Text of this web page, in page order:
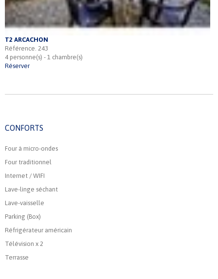
T2 ARCACHON
Référence. 243
4 personne(s) - 1 chambre(s)
Réserver
CONFORTS
Four à micro-ondes
Four traditionnel
Internet / WIFI
Lave-linge séchant
Lave-vaisselle
Parking (Box)
Réfrigérateur américain
Télévision x 2
Terrasse